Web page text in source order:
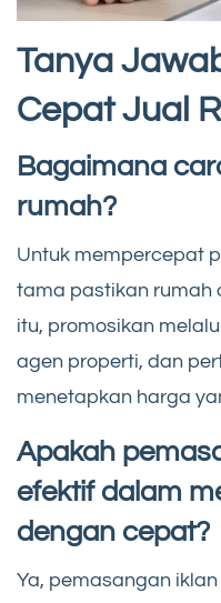
Tanya
Cepat Jual
Bagaimana
rumah?
Untuk mempercepat
tama pastikan rumah
itu, promosikan
agen properti, dan
menetapkan harga
Apakah
efektif dalam
dengan cepat?
Ya, pemasangan